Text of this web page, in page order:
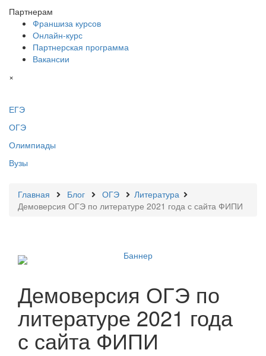
Партнерам
Франшиза курсов
Онлайн-курс
Партнерская программа
Вакансии
×
ЕГЭ
ОГЭ
Олимпиады
Вузы
Главная Блог ОГЭ
Литература
Демоверсия ОГЭ по литературе 2021 года с сайта ФИПИ
Демоверсия ОГЭ по
литературе 2021 года
с сайта ФИПИ